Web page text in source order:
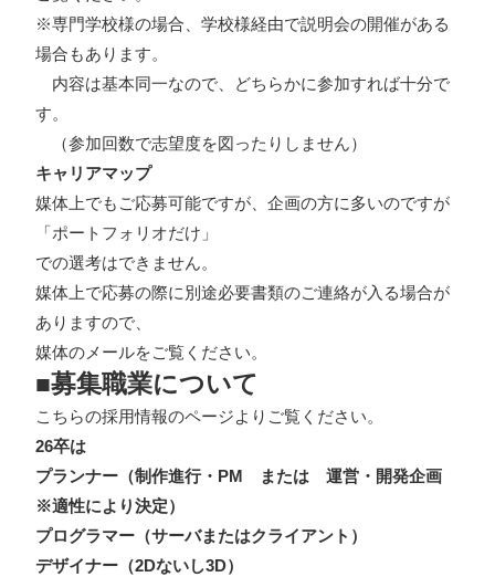
※専門学校様の場合、学校様経由で説明会の開催がある
場合もあります。
内容は基本同一なので、どちらかに参加すれば十分で
す。
（参加回数で志望度を図ったりしません）
キャリアマップ
媒体上でもご応募可能ですが、企画の方に多いのですが
「ポートフォリオだけ」
での選考はできません。
媒体上で応募の際に別途必要書類のご連絡が入る場合が
ありますので、
媒体のメールをご覧ください。
■募集職業について
こちらの採用情報のページよりご覧ください。
26卒は
プランナー（制作進行・PM または 運営・開発企画
※適性により決定）
プログラマー（サーバまたはクライアント）
デザイナー（2Dないし3D）